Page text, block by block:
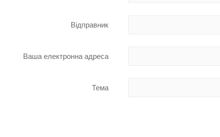
Відправник
Ваша електронна адреса
Тема